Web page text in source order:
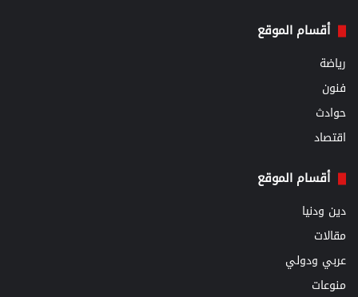
أقسام الموقع
رياضة
فنون
حوادث
اقتصاد
أقسام الموقع
دين ودنيا
مقالات
عربي ودولي
منوعات